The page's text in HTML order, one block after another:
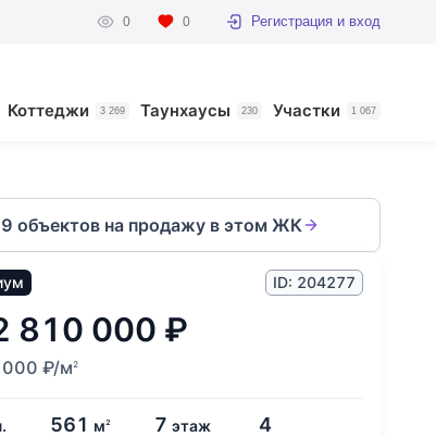
0 0 Регистрация и вход
Коттеджи 3 269 Таунхаусы 230 Участки 1 067
объектов на продажу в этом ЖК
ID: 204277
810 000 ₽
₽/м2
561 м2 7 этаж
4